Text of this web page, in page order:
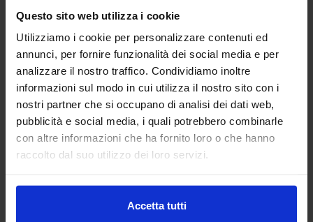
Questo sito web utilizza i cookie
Utilizziamo i cookie per personalizzare contenuti ed
annunci, per fornire funzionalità dei social media e per
analizzare il nostro traffico. Condividiamo inoltre
informazioni sul modo in cui utilizza il nostro sito con i
nostri partner che si occupano di analisi dei dati web,
pubblicità e social media, i quali potrebbero combinarle
con altre informazioni che ha fornito loro o che hanno
raccolto dal suo utilizzo dei loro servizi.
Accetta tutti
Linea oro
Tenda Confezionata Madagascar
17,90 € Da 15,00 €
Colori disponibili
Multicolore